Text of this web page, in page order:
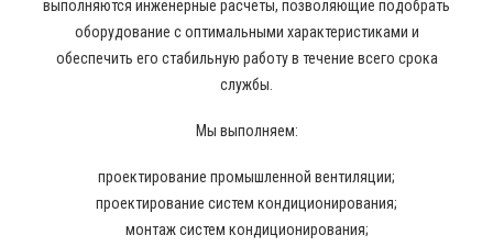
выполняются инженерные расчеты, позволяющие подобрать
оборудование с оптимальными характеристиками и
обеспечить его стабильную работу в течение всего срока
службы.
Мы выполняем:
проектирование промышленной вентиляции;
проектирование систем кондиционирования;
монтаж систем кондиционирования;